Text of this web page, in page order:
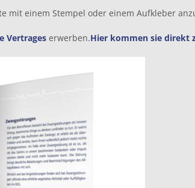
mit einem Stempel oder einem Aufkleber
Vertrages erwerben.Hier kommen sie direkt